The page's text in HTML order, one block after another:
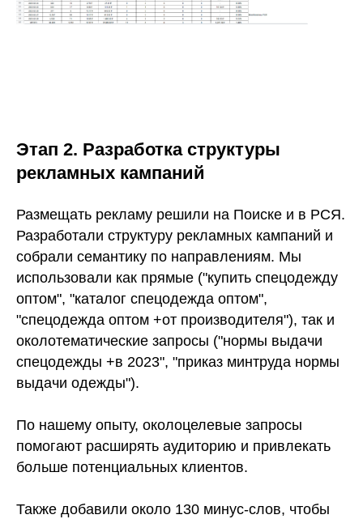
Этап 2. Разработка структуры
рекламных кампаний
Размещать рекламу решили на Поиске и в РСЯ.
Разработали структуру рекламных кампаний и
собрали семантику по направлениям. Мы
использовали как прямые ("купить спецодежду
оптом", "каталог спецодежда оптом",
"спецодежда оптом +от производителя"), так и
околотематические запросы ("нормы выдачи
спецодежды +в 2023", "приказ минтруда нормы
выдачи одежды").
По нашему опыту, околоцелевые запросы
помогают расширять аудиторию и привлекать
больше потенциальных клиентов.
Также добавили около 130 минус-слов, чтобы